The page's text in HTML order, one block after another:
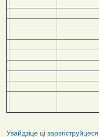
Увайдзіцеці зарэгіструйцеся